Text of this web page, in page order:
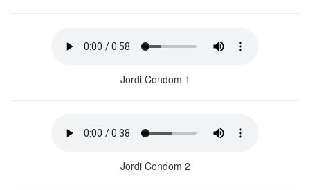
Jordi Condom 1
Jordi Condom 2